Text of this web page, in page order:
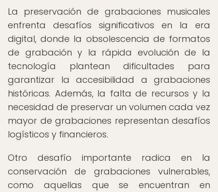
La preservación de grabaciones musicales
enfrenta desafíos significativos en la era
digital, donde la obsolescencia de formatos
de grabación y la rápida evolución de la
tecnología plantean dificultades para
garantizar la accesibilidad a grabaciones
históricas. Además, la falta de recursos y la
necesidad de preservar un volumen cada vez
mayor de grabaciones representan desafíos
logísticos y financieros.
Otro desafío importante radica en la
conservación de grabaciones vulnerables,
como aquellas que se encuentran en